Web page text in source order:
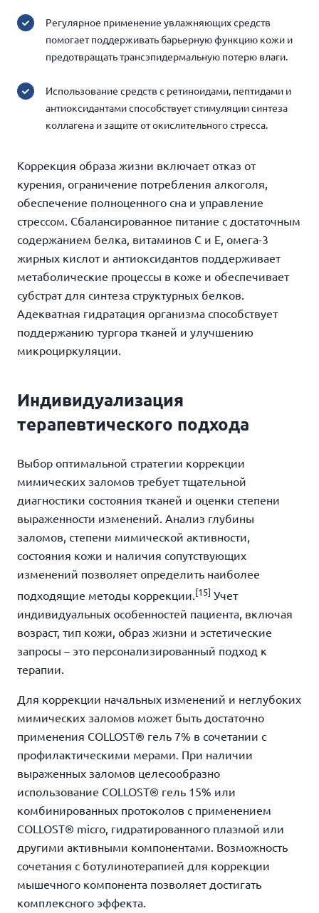
Регулярное применение увлажняющих средств
помогает поддерживать барьерную функцию кожи и
предотвращать трансэпидермальную потерю влаги.
Использование средств с ретиноидами, пептидами и
антиоксидантами способствует стимуляции синтеза
коллагена и защите от окислительного стресса.
Коррекция образа жизни включает отказ от
курения, ограничение потребления алкоголя,
обеспечение полноценного сна и управление
стрессом. Сбалансированное питание с достаточным
содержанием белка, витаминов C и E, омега-3
жирных кислот и антиоксидантов поддерживает
метаболические процессы в коже и обеспечивает
субстрат для синтеза структурных белков.
Адекватная гидратация организма способствует
поддержанию тургора тканей и улучшению
микроциркуляции.
Индивидуализация
терапевтического подхода
Выбор оптимальной стратегии коррекции
мимических заломов требует тщательной
диагностики состояния тканей и оценки степени
выраженности изменений. Анализ глубины
заломов, степени мимической активности,
состояния кожи и наличия сопутствующих
изменений позволяет определить наиболее
подходящие методы коррекции. [15] Учет
индивидуальных особенностей пациента, включая
возраст, тип кожи, образ жизни и эстетические
запросы – это персонализированный подход к
терапии.
Для коррекции начальных изменений и неглубоких
мимических заломов может быть достаточно
применения COLLOST® гель 7% в сочетании с
профилактическими мерами. При наличии
выраженных заломов целесообразно
использование COLLOST® гель 15% или
комбинированных протоколов с применением
COLLOST® micro, гидратированного плазмой или
другими активными компонентами. Возможность
сочетания с ботулинотерапией для коррекции
мышечного компонента позволяет достигать
комплексного эффекта.